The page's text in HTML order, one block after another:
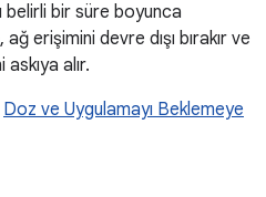
belirli bir süre boyunca
erişimini devre dışı bırakır ve
alır.
Doz ve Uygulamayı Beklemeye